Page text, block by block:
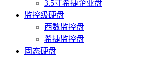
3.5寸希捷企业盘
监控级硬盘
西数监控盘
希捷监控盘
固态硬盘